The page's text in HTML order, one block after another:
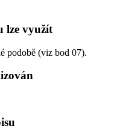
lze využít
podobě (viz bod 07).